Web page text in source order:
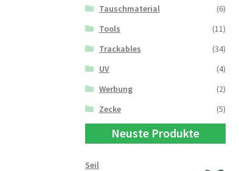
Tauschmaterial
(6)
Tools
(11)
Trackables
(34)
UV
(4)
Werbung
(2)
Zecke
(5)
Neuste Produkte
Seil